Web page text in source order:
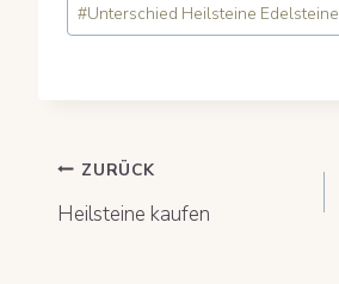
#Unterschied Heilsteine Edelsteine
Beitragsnavigation
ZURÜCK
Heilsteine kaufen